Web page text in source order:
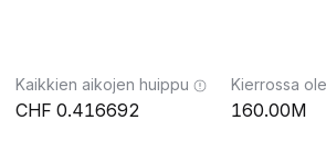
Kaikkien aikojen huippu
0.416692
Kierrossa
160.00M